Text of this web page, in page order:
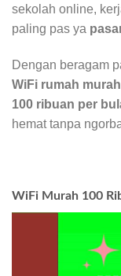
sekolah online,
paling pas ya
Dengan beragam
WiFi rumah murah
100 ribuan per
hemat tanpa
WiFi Murah 100